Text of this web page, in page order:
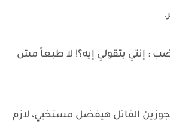
: إنتي بتقولي إيه؟! لا طبعاً مش
القاتل هيفضل مستخبي، لازم